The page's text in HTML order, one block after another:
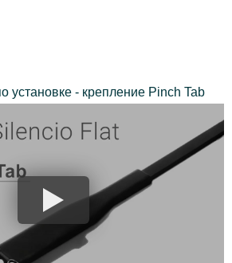
установке - крепление Pinch Tab